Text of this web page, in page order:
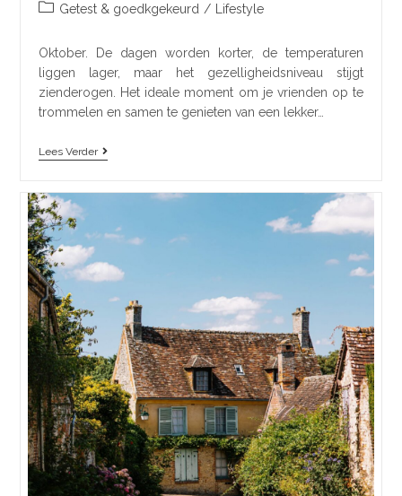
Getest & goedkgekeurd / Lifestyle
Oktober. De dagen worden korter, de temperaturen
liggen lager, maar het gezelligheidsniveau stijgt
zienderogen. Het ideale moment om je vrienden op te
trommelen en samen te genieten van een lekker…
Lees Verder